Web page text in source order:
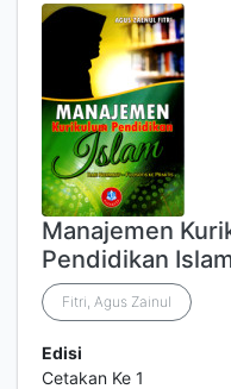
Manajemen
Pendidikan
Fitri, Agus Zainul
Edisi
Cetakan Ke 1